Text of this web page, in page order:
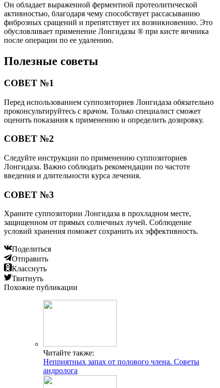
Он обладает выраженной ферментной протеолитической
активностью, благодаря чему способствует рассасыванию
фиброзных сращений и препятствует их возникновению. Это
обусловливает применение Лонгидазы ® при кисте яичника
после операции по ее удалению.
Полезные советы
СОВЕТ №1
Перед использованием суппозиториев Лонгидаза обязательно
проконсультируйтесь с врачом. Только специалист сможет
оценить показания к применению и определить дозировку.
СОВЕТ №2
Следуйте инструкции по применению суппозиториев
Лонгидаза. Важно соблюдать рекомендации по частоте
введения и длительности курса лечения.
СОВЕТ №3
Храните суппозитории Лонгидаза в прохладном месте,
защищенном от прямых солнечных лучей. Соблюдение
условий хранения поможет сохранить их эффективность.
Поделиться
Отправить
Класснуть
Твитнуть
Похожие публикации
Читайте также:
Неприятных запах от полового члена. Советы
андролога